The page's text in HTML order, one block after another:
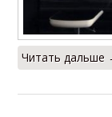
Читать дальше